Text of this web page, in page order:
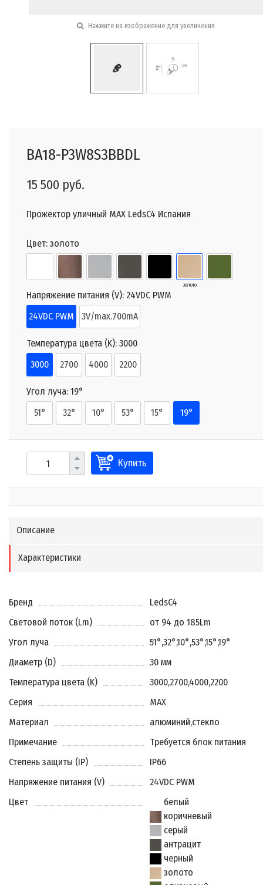
Нажмите на изображение для увеличения
BA18-P3W8S3BBDL
15 500 руб.
Прожектор уличный MAX LedsC4 Испания
Цвет: золото
золото
Напряжение питания (V): 24VDC PWM
24VDC PWM
3V/max.700mA
Температура цвета (K): 3000
3000
2700 4000 2200
Угол луча: 19°
51°
32° 10° 53° 15° 19°
Купить
Описание
Характеристики
Бренд
LedsC4
Световой поток (Lm)
от 94 до 185Lm
Угол луча
51°,32°10°,53°15°19°
Диаметр (D)
30 мм
Температура цвета (K)
3000,2700,4000,2200
Серия
MAX
Материал
алюминий,стекло
Примечание
Требуется блок питания
Степень защиты (IP)
IP66
Напряжение питания (V)
24VDC PWM
Цвет
белый
коричневый
серый
антрацит
черный
золото